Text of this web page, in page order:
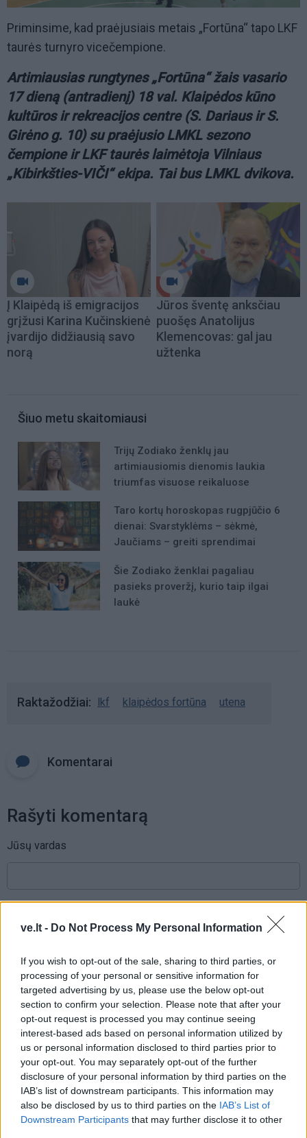
ve.lt - Do Not Process My Personal Information
If you wish to opt-out of the sale, sharing to third parties, or
processing of your personal or sensitive information for
targeted advertising by us, please use the below opt-out
section to confirm your selection. Please note that after your
opt-out request is processed you may continue seeing
interest-based ads based on personal information utilized by
us or personal information disclosed to third parties prior to
your opt-out. You may separately opt-out of the further
disclosure of your personal information by third parties on the
IAB’s list of downstream participants. This information may
also be disclosed by us to third parties on the IAB’s List of
Downstream Participants that may further disclose it to other
Priminsime, kad praėjusiais metais „Fortūna“ tapo LKF
taurės turnyro vicečempione.
Artimiausias rungtynes „Fortūna“ žais vasario
17 dieną (antradienį) 18 val. Klaipėdos kūno
kultūros ir rekreacijos centre (S. Dariaus ir S.
Girėno g. 10) su praėjusio LMKL sezono
čempione ir LKF taurės laimėtoja Vilniaus
„Kibirkšties-VIČI“ ekipa. Tai bus LMKL dvikova.
Į Klaipėdą iš emigracijos
grįžusi Karina Kučinskienė
įvardijo didžiausią savo
norą
Jūros šventę anksčiau
puošęs Anatolijus
Klemencovas: gal jau
užtenka
Šiuo metu skaitomiausi
Trijų Zodiako ženklų jau
artimiausiomis dienomis laukia
triumfas visuose reikaluose
Taro kortų horoskopas rugpjūčio 6
dienai: Svarstyklėms – sėkmė,
Jaučiams – greiti sprendimai
Šie Zodiako ženklai pagaliau
pasieks proveržį, kurio taip ilgai
laukė
Raktažodžiai lkf klaipėdos fortūna utena
Komentarai
Rašyti komentarą
Jūsų vardas
Sutinku sutaisyklėmis
This site is protected by
reCAPTCHA and the Google
Privacy Policyand Terms of
Serviceapply.